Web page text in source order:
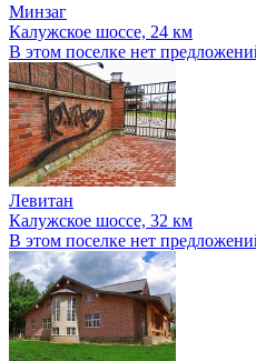
Минзаг
Калужское шоссе, 24 км
В этом поселке нет
Левитан
Калужское шоссе, 32 км
В этом поселке нет